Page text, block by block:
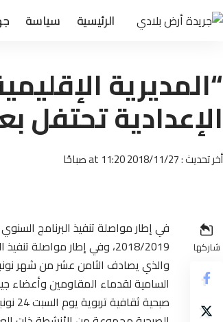
الرئيسية سياسة
“المديرية
الإعدادية تحتفل
أخر تحديث : 2018/11/27 at 11:20 صباحًا
شاركها
في إطار مواصلة تنفيذ البرنامج
2018/2019، وفي إطار
والذي يصادف الثامن عشر من شهر
السامية لقدماء المقاومين وأعضاء